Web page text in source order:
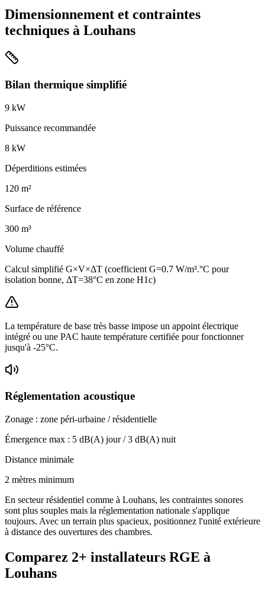
Dimensionnement et contraintes
techniques à Louhans
Bilan thermique simplifié
9 kW
Puissance recommandée
8 kW
Déperditions estimées
120 m²
Surface de référence
300 m³
Volume chauffé
Calcul simplifié G×V×ΔT (coefficient G=0.7 W/m³.°C pour
isolation bonne, ΔT=38°C en zone H1c)
La température de base très basse impose un appoint électrique
intégré ou une PAC haute température certifiée pour fonctionner
jusqu'à -25°C.
Réglementation acoustique
Zonage : zone péri-urbaine / résidentielle
Émergence max : 5 dB(A) jour /3 dB(A) nuit
Distance minimale
2 mètres minimum
En secteur résidentiel comme à Louhans, les contraintes sonores
sont plus souples mais la réglementation nationale s'applique
toujours. Avec un terrain plus spacieux, positionnez l'unité extérieure
à distance des ouvertures des chambres.
Comparez 2+ installateurs RGE à
Louhans